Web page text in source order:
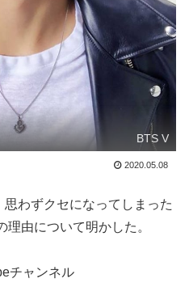
BTS V
2020.05.08
思わずクセになってしまった
由について明かした。
チャンネル